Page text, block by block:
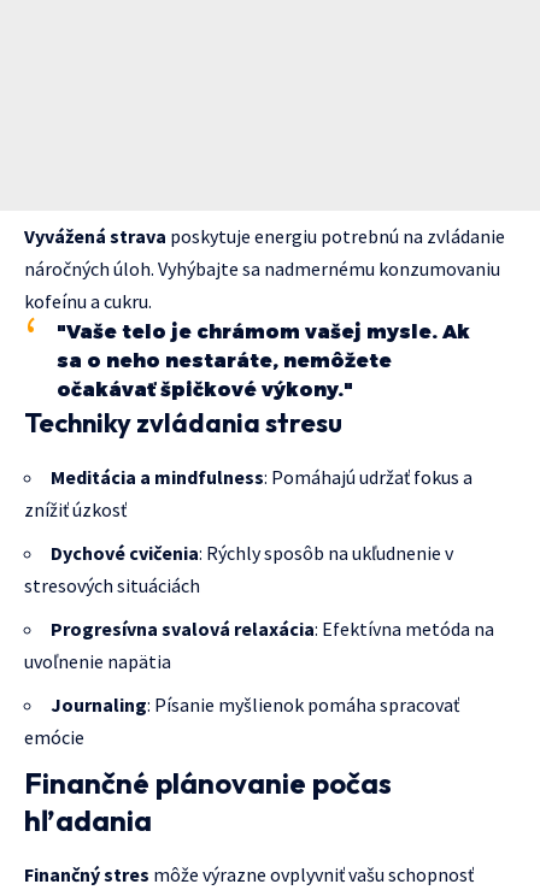
Vyvážená strava poskytuje energiu potrebnú na zvládanie
náročných úloh. Vyhýbajte sa nadmernému konzumovaniu
kofeínu a cukru.
"Vaše telo je chrámom vašej mysle. Ak
sa o neho nestaráte, nemôžete
očakávať špičkové výkony."
Techniky zvládania stresu
Meditácia a mindfulness: Pomáhajú udržať fokus a
znížiť úzkosť
Dychové cvičenia: Rýchly sposôb na ukľudnenie v
stresových situáciách
Progresívna svalová relaxácia: Efektívna metóda na
uvoľnenie napätia
Journaling: Písanie myšlienok pomáha spracovať
emócie
Finančné plánovanie počas
hľadania
Finančný stres môže výrazne ovplyvniť vašu schopnosť